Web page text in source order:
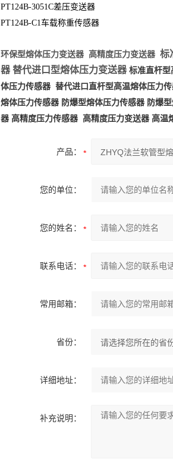
PT124B-3051C差压变送器
PT124B-C1车载称重传感器
环保型熔体压力变送器 高精度压力变送器 标
器 替代进口型熔体压力变送器 标准直杆型
体压力传感器 替代进口直杆型高温熔体压力
熔体压力传感器 防爆型熔体压力传感器 防爆
器 高精度压力传感器 高精度压力变送器 高温
产品：
您的单位：
您的姓名：
联系电话：
常用邮箱：
省份：
详细地址：
补充说明：